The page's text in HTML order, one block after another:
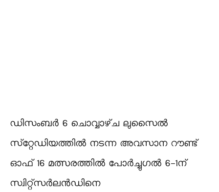
ഡിസംബർ 6 ചൊവ്വാഴ്‌ച ലുസൈൽ
സ്‌റ്റേഡിയത്തിൽ നടന്ന അവസാന റൗണ്ട്
ഓഫ് 16 മത്സരത്തിൽ പോർച്ചുഗൽ 6-1ന്
സ്വിറ്റ്സർലൻഡിനെ